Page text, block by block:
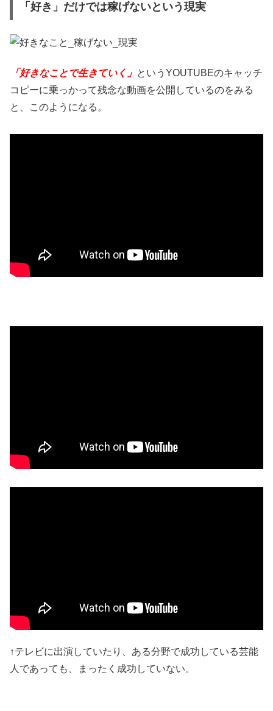
「好き」だけでは稼げないという現実
「好きなことで生きていく」 というYOUTUBEのキャッチ
コピーに乗っかって残念な動画を公開しているのをみる
と、このようになる。
↑テレビに出演していたり、ある分野で成功している芸能
人であっても、まったく成功していない。